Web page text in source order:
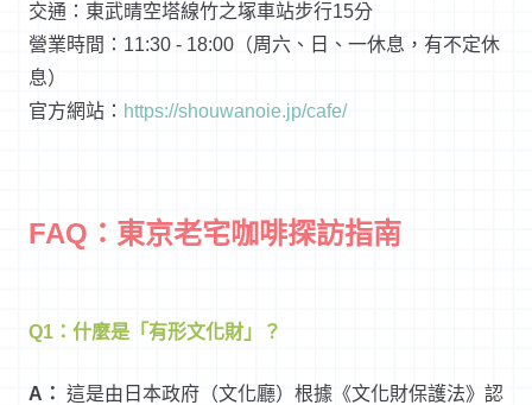
交通：東武晴空塔線竹之塚車站步行15分
營業時間：11:30 - 18:00（周六、日、一休息，有不定休
息）
官方網站： https://shouwanoie.jp/cafe/
FAQ：東京老宅咖啡探訪指南
Q1：什麼是「有形文化財」？
A： 這是由日本政府（文化廳）根據《文化財保護法》認